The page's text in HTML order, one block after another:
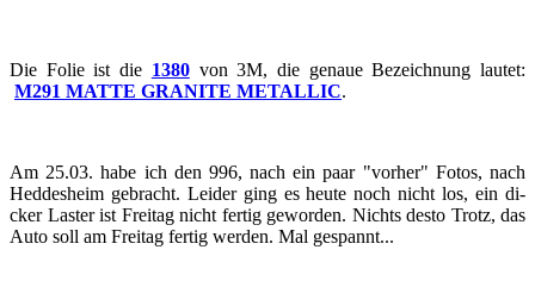
Die Folie ist die 1380von 3M, die ge­naue Be­zeich­nung lau­tet:
M291 MATTE GRA­NI­TE ME­TAL­LIC.
Am 25.03. habe ich den 996, nach ein paar "vor­her" Fotos, nach
Hed­des­heim ge­bracht. Lei­der ging es heute noch nicht los, ein di­
cker Las­ter ist Frei­tag nicht fer­tig ge­wor­den. Nichts desto Trotz, das
Auto soll am Frei­tag fer­tig wer­den. Mal ge­spannt...